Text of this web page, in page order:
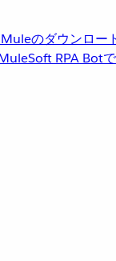
のダウンロー
RPA Bot